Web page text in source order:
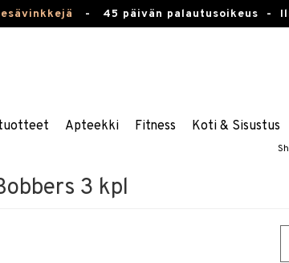
- 45 päivän palautusoikeus -
Apteekki Fitness Koti & Sisustus
3 kpl